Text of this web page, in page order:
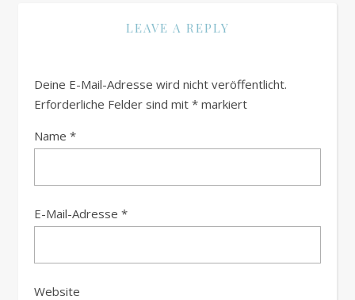
LEAVE A REPLY
Deine E-Mail-Adresse wird nicht veröffentlicht.
Erforderliche Felder sind mit * markiert
Name *
E-Mail-Adresse *
Website